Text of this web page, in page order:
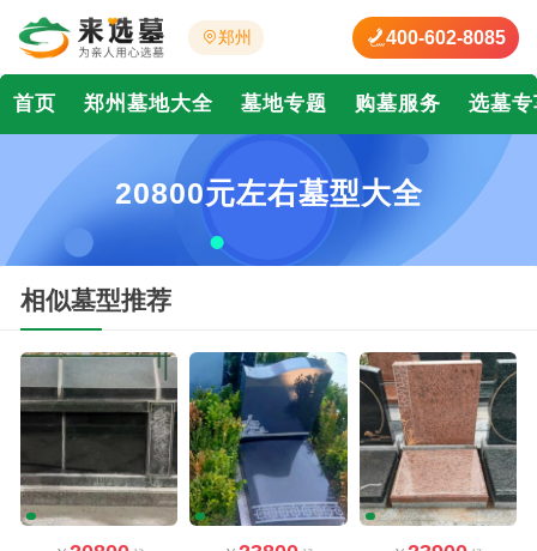
郑州 400-602-8085
首页 郑州墓地大全 墓地专题 购墓服务 选墓专
20800元左右墓型大全
相似墓型推荐